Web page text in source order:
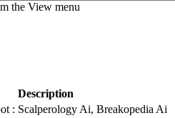
the View menu
Description
: Scalperology Ai, Breakopedia Ai